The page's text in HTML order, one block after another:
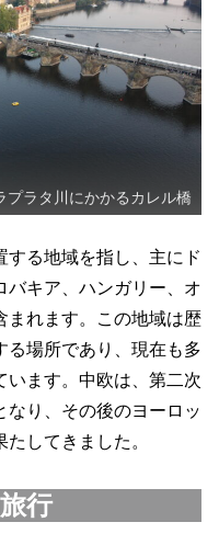
プラタ川にかかるカレル橋
する地域を指し、主にド
バキア、ハンガリー、オ
まれます。この地域は歴
る場所であり、現在も多
います。中欧は、第二次
なり、その後のヨーロッ
してきました。
行